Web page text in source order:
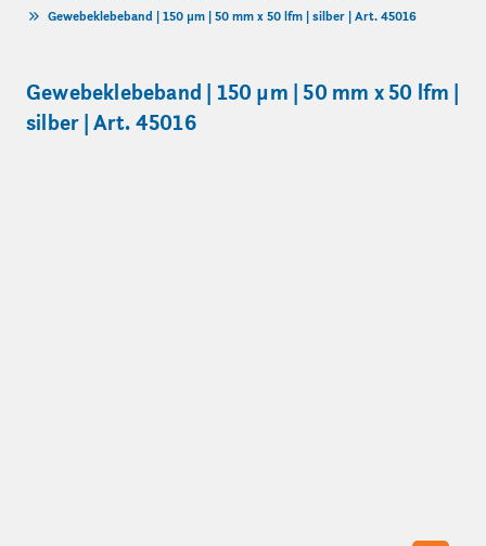
Gewebeklebeband | 150 µm | 50 mm x 50 lfm | silber | Art. 45016
Gewebeklebeband | 150 µm | 50 mm x 50 lfm |
silber | Art. 45016